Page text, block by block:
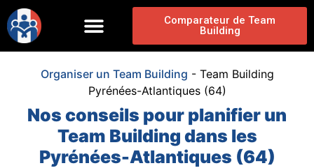
Comparateur de Team
Building
Organiser un Team Building - Team Building
Pyrénées-Atlantiques (64)
Nos conseils pour planifier un
Team Building dans les
Pyrénées-Atlantiques (64)